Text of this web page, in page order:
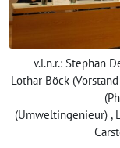
v.l.n.r.: Stephan
Lothar Böck
(Umweltingenieur) ,